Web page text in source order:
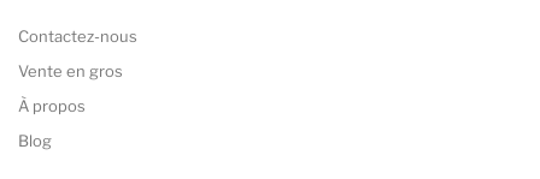
Contactez-nous
Vente en gros
À propos
Blog